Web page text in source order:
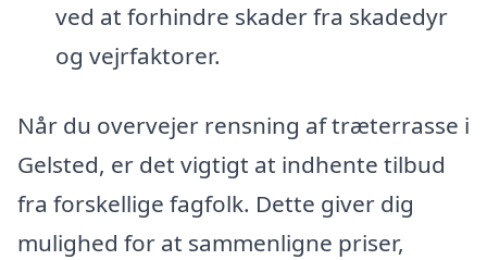
ved at forhindre skader fra skadedyr
og vejrfaktorer.
Når du overvejer rensning af træterrasse i
Gelsted, er det vigtigt at indhente tilbud
fra forskellige fagfolk. Dette giver dig
mulighed for at sammenligne priser,